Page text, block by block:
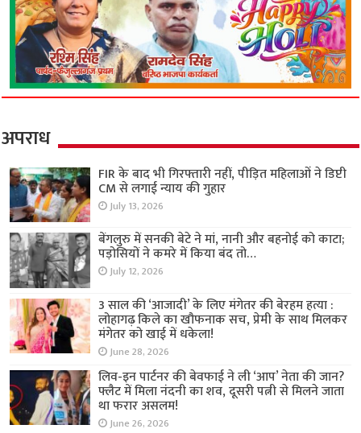
अपराध
FIR के बाद भी गिरफ्तारी नहीं, पीड़ित महिलाओं ने डिप्टी
CM से लगाई न्याय की गुहार
July 13, 2026
बेंगलुरु में सनकी बेटे ने मां, नानी और बहनोई को काटा;
पड़ोसियों ने कमरे में किया बंद तो…
July 12, 2026
3 साल की ‘आजादी’ के लिए मंगेतर की बेरहम हत्या :
लोहागढ़ किले का खौफनाक सच, प्रेमी के साथ मिलकर
मंगेतर को खाई में धकेला!
June 28, 2026
लिव-इन पार्टनर की बेवफाई ने ली ‘आप’ नेता की जान?
फ्लैट में मिला नंदनी का शव, दूसरी पत्नी से मिलने जाता
था फरार असलम!
June 26, 2026